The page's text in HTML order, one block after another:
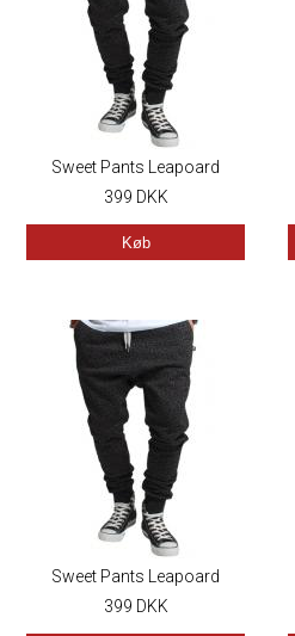
Sweet Pants Leapoard
399 DKK
Køb
Sweet Pants Leapoard
399 DKK